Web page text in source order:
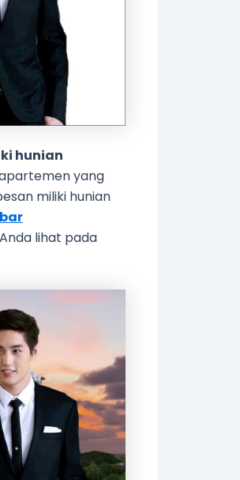
hunian
yang
miliki hunian
lihat pada